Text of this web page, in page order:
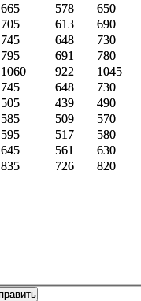
665 578 650
705 613 690
745 648 730
795 691 780
1060 922 1045
745 648 730
505 439 490
585 509 570
595 517 580
645 561 630
835 726 820